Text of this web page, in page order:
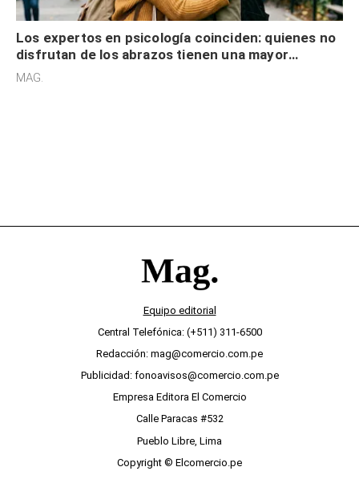
Los expertos en psicología coinciden: quienes no
disfrutan de los abrazos tienen una mayor
sensibilidad a los estímulos físicos y no es por
MAG.
Equipo editorial
Central Telefónica: (+511) 311-6500
Redacción: mag@comercio.com.pe
Publicidad: fonoavisos@comercio.com.pe
Empresa Editora El Comercio
Calle Paracas #532
Pueblo Libre, Lima
Copyright © Elcomercio.pe